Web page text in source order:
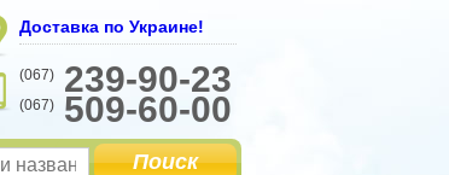
Доставка по Украине!
(067) 239-90-23
(067) 509-60-00
Поиск